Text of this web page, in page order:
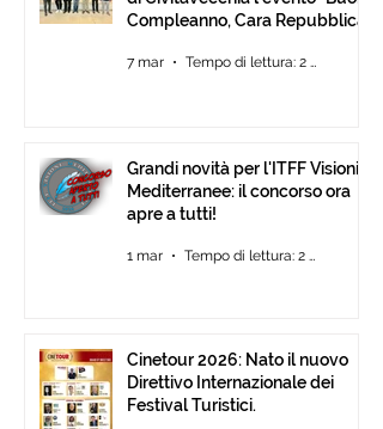
Compleanno, Cara Repubblica”
7 mar Tempo di lettura: 2 min
Grandi novità per l'ITFF Visioni
Mediterranee: il concorso ora
apre a tutti!
1 mar Tempo di lettura: 2 min
Cinetour 2026: Nato il nuovo
Direttivo Internazionale dei
Festival Turistici.